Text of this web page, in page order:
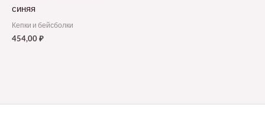
синяя
Кепки и бейсболки
454,00₽